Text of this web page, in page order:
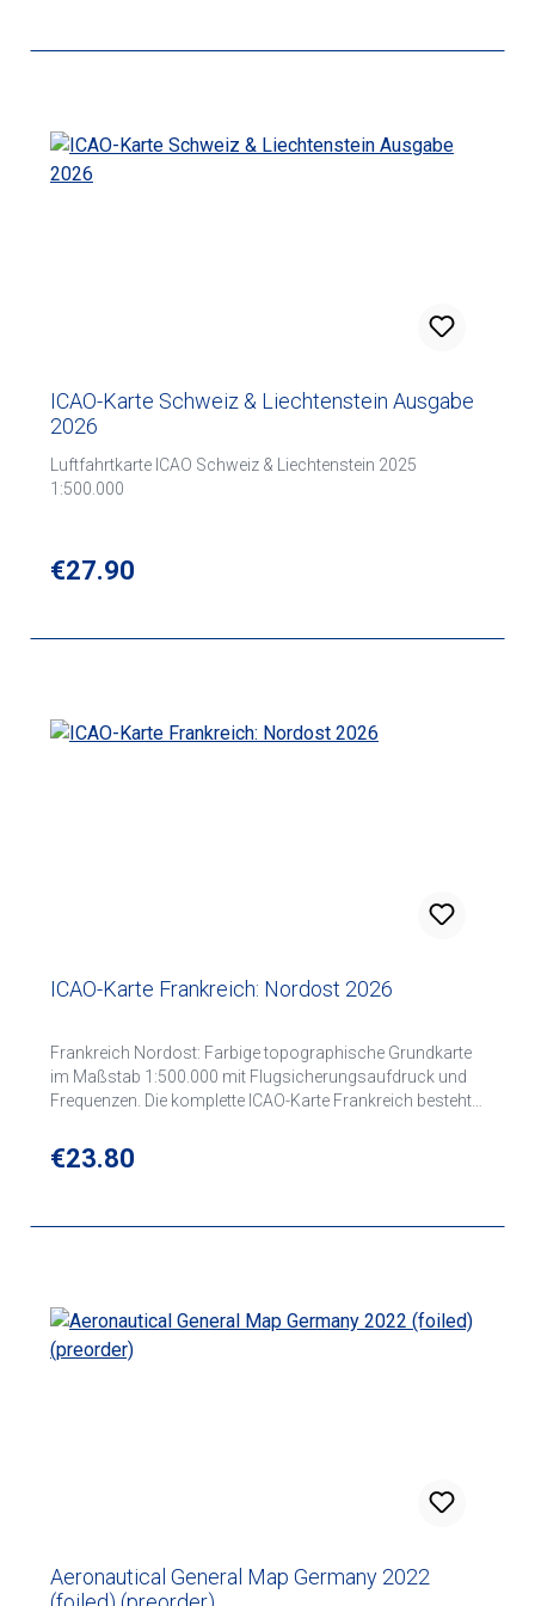
ICAO-Karte Schweiz & Liechtenstein Ausgabe
2026
Luftfahrtkarte ICAO Schweiz & Liechtenstein 2025
1:500.000
Regular price:
€27.90
ICAO-Karte Frankreich: Nordost 2026
Frankreich Nordost: Farbige topographische Grundkarte
im Maßstab 1:500.000 mit Flugsicherungsaufdruck und
Frequenzen. Die komplette ICAO-Karte Frankreich besteht
Südwest Südost
Regular price:
€23.80
Aeronautical General Map Germany 2022